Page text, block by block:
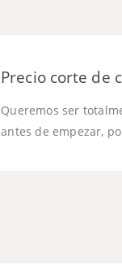
Precio corte de
Queremos ser
antes de empezar,